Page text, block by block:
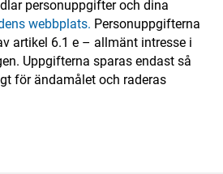
personuppgifter och dina
webbplats. Personuppgifterna
artikel 6.1 e – allmänt intresse i
Uppgifterna sparas endast så
för ändamålet och raderas